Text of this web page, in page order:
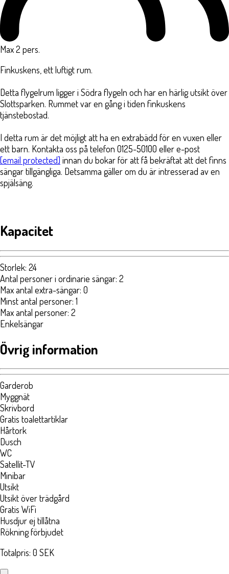
Max 2 pers.
Finkuskens, ett luftigt rum.
Detta flygelrum ligger i Södra flygeln och har en härlig utsikt över
Slottsparken. Rummet var en gång i tiden finkuskens
tjänstebostad.
I detta rum är det möjligt att ha en extrabädd för en vuxen eller
ett barn. Kontakta oss på telefon 0125-50100 eller e-post
[email protected] innan du bokar för att få bekräftat att det finns
sängar tillgängliga. Detsamma gäller om du är intresserad av en
spjälsäng.
Kapacitet
Storlek: 24
Antal personer i ordinarie sängar: 2
Max antal extra-sängar: 0
Minst antal personer: 1
Max antal personer: 2
Enkelsängar
Övrig information
Garderob
Myggnät
Skrivbord
Gratis toalettartiklar
Hårtork
Dusch
WC
Satellit-TV
Minibar
Utsikt
Utsikt över trädgård
Gratis WiFi
Husdjur ej tillåtna
Rökning förbjudet
Totalpris: 0 SEK